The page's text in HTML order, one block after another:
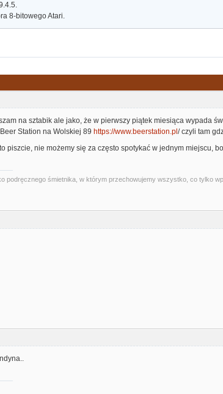
8-bitowego Atari.
na sztabik ale jako, że w pierwszy piątek miesiąca wypada
Station na Wolskiej 89 https://www.beerstation.pl / czyli tam
piszcie, nie możemy się za często spotykać w jednym miejscu,
podręcznego śmietnika, w którym przechowujemy wszystko, co tylko